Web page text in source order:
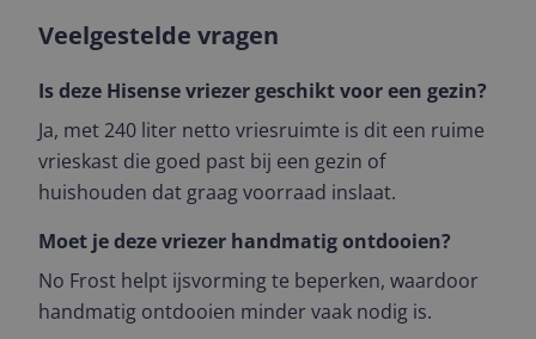
Veelgestelde vragen
Is deze Hisense vriezer geschikt voor een gezin?
Ja, met 240 liter netto vriesruimte is dit een ruime
vrieskast die goed past bij een gezin of
huishouden dat graag voorraad inslaat.
Moet je deze vriezer handmatig ontdooien?
No Frost helpt ijsvorming te beperken, waardoor
handmatig ontdooien minder vaak nodig is.